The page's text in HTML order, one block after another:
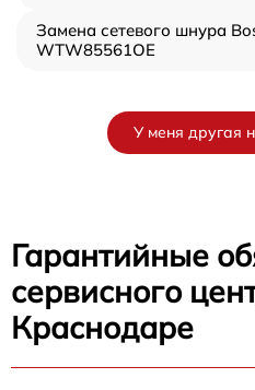
Замена сетевого шнура
WTW85561OE
У меня другая
Гарантийные
сервисного
Краснодаре